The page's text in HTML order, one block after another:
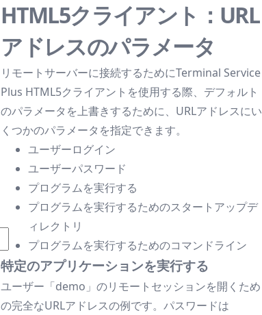
HTML5クライアント：URL
アドレスのパラメータ
リモートサーバーに接続するためにTerminal Service
Plus HTML5クライアントを使用する際、デフォルト
のパラメータを上書きするために、URLアドレスにい
くつかのパラメータを指定できます。
ユーザーログイン
ユーザーパスワード
プログラムを実行する
プログラムを実行するためのスタートアップデ
ィレクトリ
プログラムを実行するためのコマンドライン
特定のアプリケーションを実行する
ユーザー「demo」のリモートセッションを開くため
の完全なURLアドレスの例です。パスワードは